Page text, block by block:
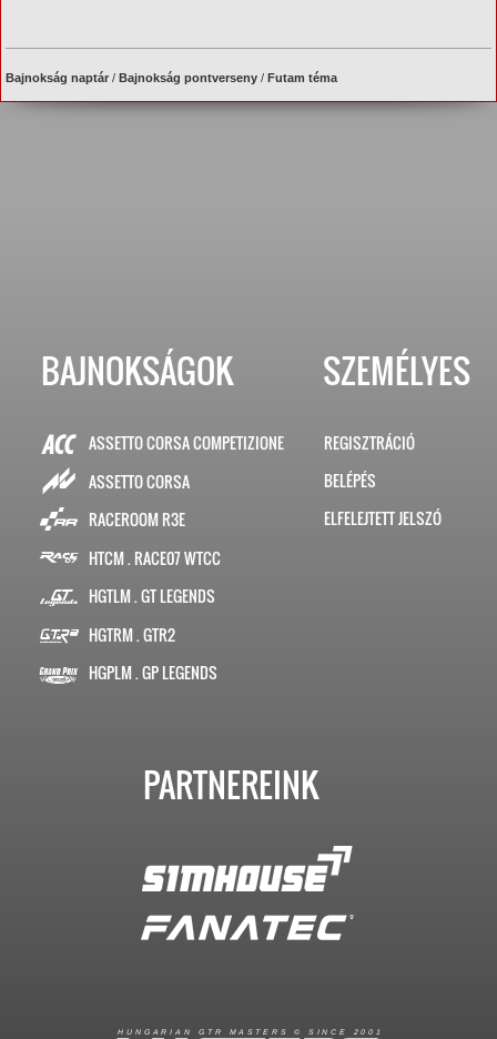
Bajnokság naptár /Bajnokság pontverseny /Futam téma
BAJNOKSÁGOK
ASSETTO CORSA COMPETIZIONE
ASSETTO CORSA
RACEROOM R3E
HTCM . RACE07 WTCC
HGTLM . GT LEGENDS
HGTRM . GTR2
HGPLM . GP LEGENDS
SZEMÉLYES
REGISZTRÁCIÓ
BELÉPÉS
ELFELEJTETT JELSZÓ
PARTNEREINK
H U N G A R I A N G T R M A S T E R S © S I N C E 2 0 0 1